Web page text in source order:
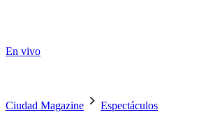
En vivo
Ciudad Magazine Espectáculos